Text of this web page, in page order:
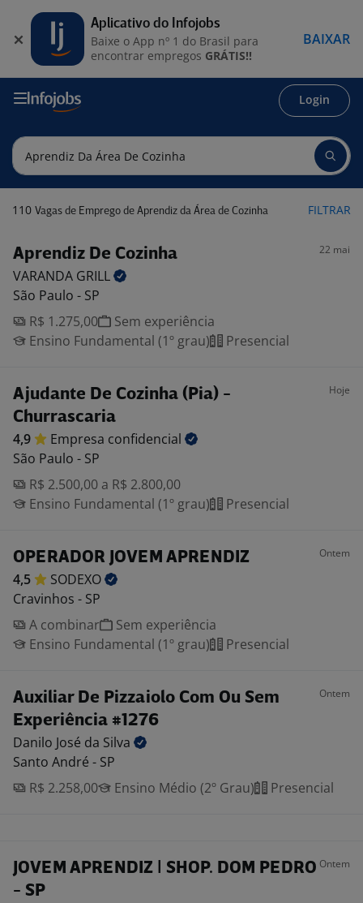
Login
110 Vagas de Emprego de Aprendiz da Área de Cozinha FILTRAR
Aprendiz De Cozinha 22 mai
VARANDA GRILL
São Paulo - SP
R$ 1.275,00
Sem experiência
Ensino Fundamental (1º grau)
Presencial
Ajudante De Cozinha (Pia) -
Churrascaria
Hoje
4,9 Empresa confidencial
São Paulo - SP
R$ 2.500,00 a R$ 2.800,00
Ensino Fundamental (1º grau)
Presencial
OPERADOR JOVEM APRENDIZ Ontem
4,5
SODEXO
Cravinhos - SP
A combinar
Sem experiência
Ensino Fundamental (1º grau)
Presencial
Auxiliar De Pizzaiolo Com Ou Sem
Experiência #1276
Ontem
Danilo José da Silva
Santo André - SP
R$ 2.258,00
Ensino Médio (2º Grau) Presencial
JOVEM APRENDIZ | SHOP. DOM PEDRO
- SP
Ontem
Aplicativo do Infojobs
Baixe o App nº 1 do Brasil para
encontrar empregos GRÁTIS!!
BAIXAR